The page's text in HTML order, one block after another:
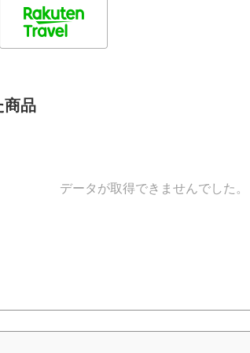
商品
データが取得できませんでした